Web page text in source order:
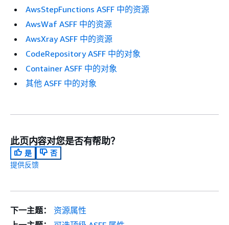
AwsStepFunctions ASFF 中的资源
AwsWaf ASFF 中的资源
AwsXray ASFF 中的资源
CodeRepository ASFF 中的对象
Container ASFF 中的对象
其他 ASFF 中的对象
此页内容对您是否有帮助？
是
否
提供反馈
下一主题：
资源属性